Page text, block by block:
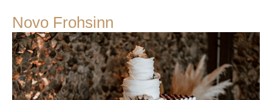
Novo Frohsinn